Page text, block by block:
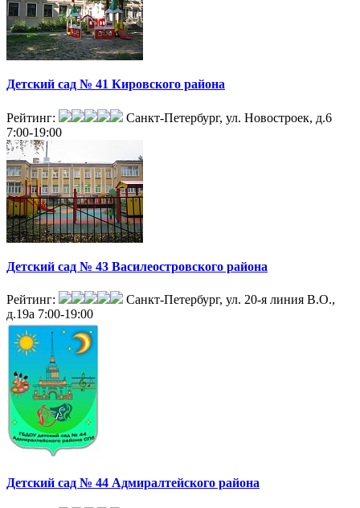
Детский сад № 41 Кировского района
Рейтинг:
Санкт-Петербург, ул. Новостроек, д.6
7:00-19:00
Детский сад № 43 Василеостровского района
Рейтинг:
Санкт-Петербург, ул. 20-я линия В.О.,
д.19а 7:00-19:00
Детский сад № 44 Адмиралтейского района